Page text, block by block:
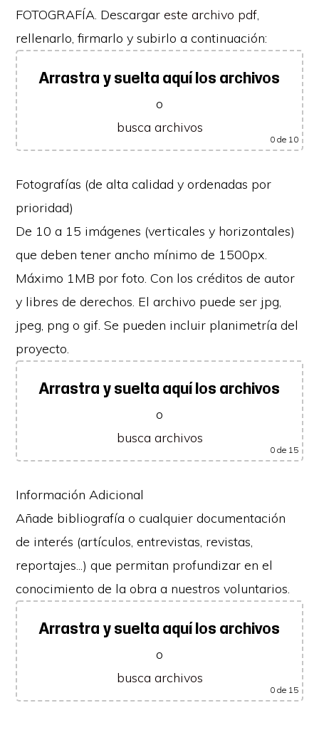
FOTOGRAFÍA. Descargareste archivo pdf,
rellenarlo, firmarlo y subirlo a continuación:
Arrastra y suelta aquí los archivos
o
busca archivos
0de 10
Fotografías (de alta calidad y ordenadas por
prioridad)
De 10 a 15 imágenes (verticales y horizontales)
que deben tener ancho mínimo de 1500px.
Máximo 1MB por foto. Con los créditos de autor
y libres de derechos. El archivo puede ser jpg,
jpeg, png o gif. Se pueden incluir planimetría del
proyecto.
Arrastra y suelta aquí los archivos
o
busca archivos
0de 15
Información Adicional
Añade bibliografía o cualquier documentación
de interés (artículos, entrevistas, revistas,
reportajes...) que permitan profundizar en el
conocimiento de la obra a nuestros voluntarios.
Arrastra y suelta aquí los archivos
o
busca archivos
0de 15